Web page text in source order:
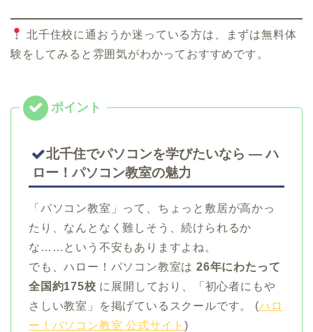
北千住校に通おうか迷っている方は、まずは無料体
験をしてみると雰囲気がわかっておすすめです。
北千住でパソコンを学びたいなら ― ハ
ロー！パソコン教室の魅力
「パソコン教室」って、ちょっと敷居が高かっ
たり、なんとなく難しそう、続けられるか
な……という不安もありますよね。
でも、ハロー！パソコン教室は 26年にわたって
全国約175校 に展開しており、「初心者にもや
さしい教室」を掲げているスクールです。 (ハロ
ー！パソコン教室 公式サイト)